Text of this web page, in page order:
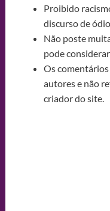
Proibido
discurso de
Não poste
pode
Os
autores e não
criador do site.